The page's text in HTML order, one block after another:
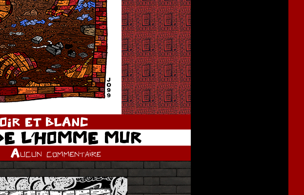
ET BLANC
L’HOMME MUR
Aucun commentaire